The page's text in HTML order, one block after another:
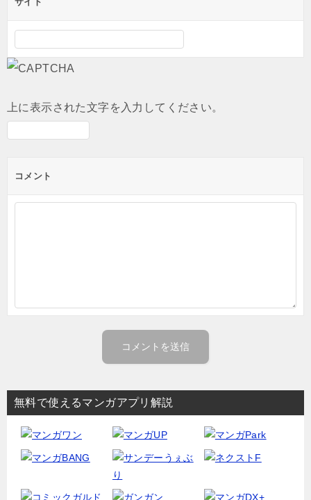
上に表示された文字を入力してください。
コメント
無料で使えるマンガアプリ解説